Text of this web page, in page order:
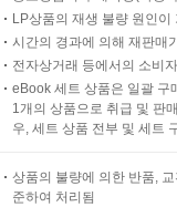
LP상품의 재생 불량 원인
시간의 경과에 의해 재판매
전자상거래 등에서의 소비
eBook 세트 상품은 일괄 구
1개의 상품으로 취급 및 판
우, 세트 상품 전부 및 세트
상품의 불량에 의한 반품,
준하여 처리됨